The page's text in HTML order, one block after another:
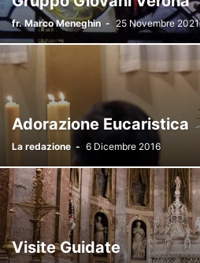
fr. Marco Meneghin - 25 Novembre 2021
Adorazione Eucaristica
La redazione - 6 Dicembre 2016
Visite Guidate